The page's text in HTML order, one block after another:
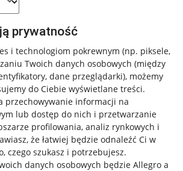
prywatność
i technologiom pokrewnym (np. piksele,
Twoich danych osobowych (między
dane przeglądarki), możemy
do Ciebie wyświetlane treści.
przechowywanie informacji na
lub dostęp do nich i przetwarzanie
profilowania, analiz rynkowych i
że łatwiej będzie odnaleźć Ci w
czego szukasz i potrzebujesz.
danych osobowych będzie Allegro a